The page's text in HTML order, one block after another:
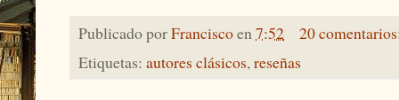
Publicado porFranciscoen7:52
20
Etiquetas: autores clásicos,reseñas